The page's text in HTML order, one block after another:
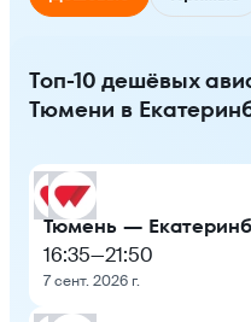
Топ-10 дешёвых
Тюмени в
Тюмень —
16:35—21:50
7 сент. 2026 г.